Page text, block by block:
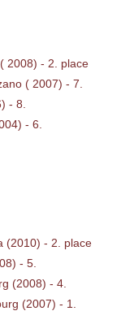
2008) - 2. place
( 2007) - 7.
- 8.
- 6.
(2010) - 2. place
- 5.
(2008) - 4.
(2007) - 1.